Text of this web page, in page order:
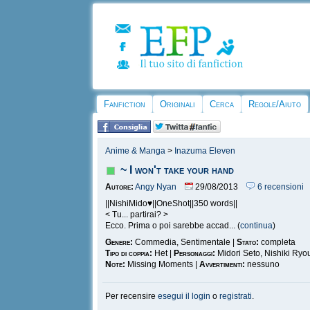
Fanfiction Originali Cerca Regole/Aiuto
Anime & Manga > Inazuma Eleven
~ I won't take your hand
Autore: Angy Nyan 29/08/2013
6 recensioni
||NishiMido♥||OneShot||350 words||
< Tu... partirai? >
Ecco. Prima o poi sarebbe accad... (continua)
Genere: Commedia, Sentimentale |Stato: completa
Tipo di coppia: Het | Personaggi: Midori Seto, Nishiki
Note: Missing Moments |Avvertimenti: nessuno
Per recensireesegui il login oregistrati.